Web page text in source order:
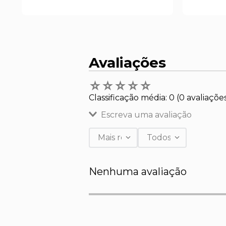
Avaliações
☆☆☆☆☆
Classificação média: 0 (0
Escreva uma avaliação
Título
Mais recentesTodos
Nenhuma avaliação